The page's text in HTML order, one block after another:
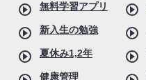
無料学習アプリ
新入生の勉強
夏休み1,2年
健康管理